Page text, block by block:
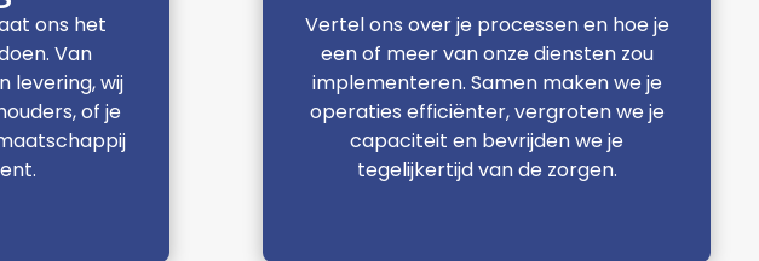
ons het
Van
levering, wij
of je
Vertel ons over je processen en hoe je
een of meer van onze diensten zou
implementeren. Samen maken we je
operaties efficiënter, vergroten we je
capaciteit en bevrijden we je
tegelijkertijd van de zorgen.